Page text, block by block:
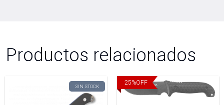
Productos relacionados
SIN STOCK
25%OFF